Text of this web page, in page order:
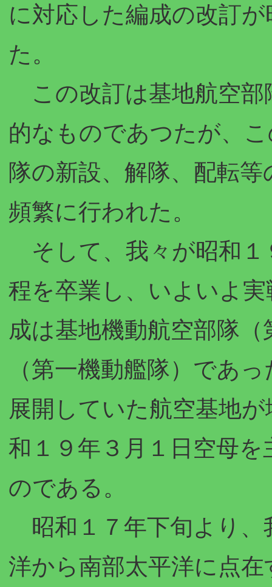
に対応した編成の改訂
た。
この改訂は基地航空部
的なものであつたが、
隊の新設、解隊、配転
頻繁に行われた。
そして、我々が昭和１
程を卒業し、いよいよ
成は基地機動航空部隊
（第一機動艦隊）であ
展開していた航空基地
和１９年３月１日空母
のである。
昭和１７年下旬より、
洋から南部太平洋に点